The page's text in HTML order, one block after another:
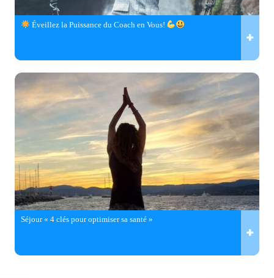
Éveillez la Puissance du Coach en Vous!
Séjour « 4 clés pour optimiser sa santé »